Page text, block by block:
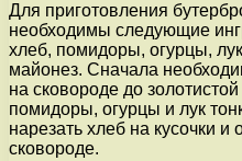
Для приготовления
необходимы следующие
хлеб, помидоры, огурцы,
майонез. Сначала
на сковороде до
помидоры, огурцы и лук
нарезать хлеб на кусочки и
сковороде.